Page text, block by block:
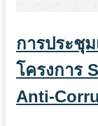
การประชุ
โครงการ
Anti-